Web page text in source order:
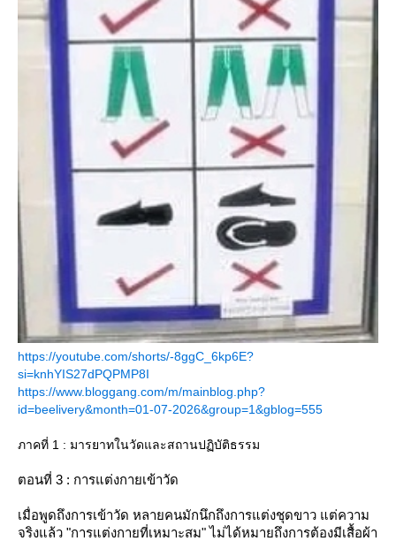
https://youtube.com/shorts/-8ggC_6kp6E?
si=knhYIS27dPQPMP8I
https://www.bloggang.com/m/mainblog.php?
id=beelivery&month=01-07-2026&group=1&gblog=555
ภาคที่ 1 : มารยาทในวัดและสถานปฏิบัติธรรม
ตอนที่ 3 : การแต่งกายเข้าวัด
เมื่อพูดถึงการเข้าวัด หลายคนมักนึกถึงการแต่งชุดขาว แต่ความ
จริงแล้ว "การแต่งกายที่เหมาะสม" ไม่ได้หมายถึงการต้องมีเสื้อผ้า